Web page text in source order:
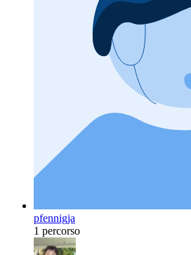
pfennigja
1 percorso